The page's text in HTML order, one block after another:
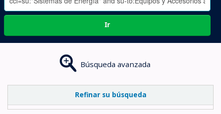
Ir
Búsqueda avanzada
Refinar su búsqueda